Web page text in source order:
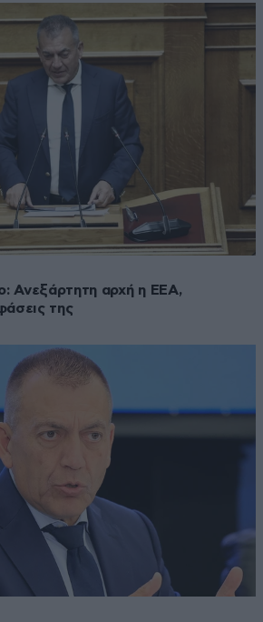
Ανεξάρτητη αρχή η ΕΕΑ,
της